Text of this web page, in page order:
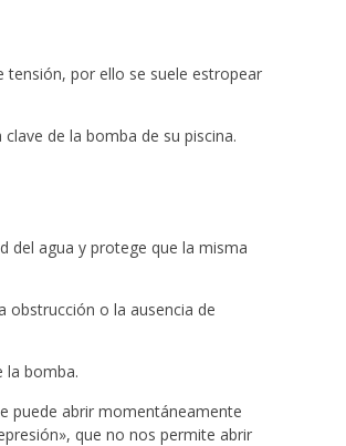
tensión, por ello se suele estropear
de la bomba de su piscina.
del agua y protege que la misma
obstrucción o la ausencia de
la bomba.
puede abrir momentáneamente
que no nos permite abrir